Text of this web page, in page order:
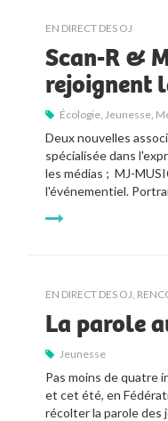
EN DIRECT DES OJ
Scan-R &
rejoignent
Écologie Jeunesse
Deux nouvelles
spécialisée dans
les médias ;  MJ-
l'événementiel.
EN DIRECT DES OJ
La parole
Jeunesse
Pas moins de quatre
et cet été, en
récolter la parole des